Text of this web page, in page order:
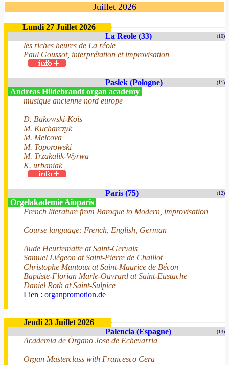
Juillet 2026
Lundi 27 Juillet 2026
La Reole (33)
(10)
les riches heures de La réole
Paul Goussot, interprétation et improvisation
Paslek (Pologne) (11)
Andreas Hildebrandt organ academy
musique ancienne nord europe
D. Bakowski-Kois
M. Kucharczyk
M. Melcova
M. Toporowski
M. Trzakalik-Wyrwa
K. urbaniak
Paris (75) (12)
Orgelakademie Aioparis
French literature from Baroque to Modern, improvisation
Course language: French, English, German
Aude Heurtematte at Saint-Gervais
Samuel Liégeon at Saint-Pierre de Chaillot
Christophe Mantoux at Saint-Maurice de Bécon
Baptiste-Florian Marle-Ouvrard at Saint-Eustache
Daniel Roth at Saint-Sulpice
Lien : organpromotion.de
Jeudi 23 Juillet 2026
Palencia (Espagne)
(13)
Academia de Òrgano Jose de Echevarria
Organ Masterclass with Francesco Cera